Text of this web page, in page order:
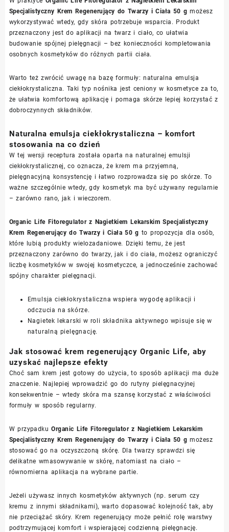
Specjalistyczny Krem Regenerujący do Twarzy i Ciała 50 g możesz
wykorzystywać wtedy, gdy skóra potrzebuje wsparcia. Produkt
przeznaczony jest do aplikacji na twarz i ciało, co ułatwia
budowanie spójnej pielęgnacji – bez konieczności kompletowania
osobnych kosmetyków do różnych partii ciała.
Warto też zwrócić uwagę na bazę formuły: naturalna emulsja
ciekłokrystaliczna. Taki typ nośnika jest ceniony w kosmetyce za to,
że ułatwia komfortową aplikację i pomaga skórze lepiej korzystać z
dobroczynnych składników.
Naturalna emulsja ciekłokrystaliczna – komfort
stosowania na co dzień
W tej wersji receptura została oparta na naturalnej emulsji
ciekłokrystalicznej, co oznacza, że krem ma przyjemną,
pielęgnacyjną konsystencję i łatwo rozprowadza się po skórze. To
ważne szczególnie wtedy, gdy kosmetyk ma być używany regularnie
– zarówno rano, jak i wieczorem.
Organic Life Fitoregulator z Nagietkiem Lekarskim Specjalistyczny
Krem Regenerujący do Twarzy i Ciała 50 g to propozycja dla osób,
które lubią produkty wielozadaniowe. Dzięki temu, że jest
przeznaczony zarówno do twarzy, jak i do ciała, możesz ograniczyć
liczbę kosmetyków w swojej kosmetyczce, a jednocześnie zachować
spójny charakter pielęgnacji.
Emulsja ciekłokrystaliczna wspiera wygodę aplikacji i
odczucia na skórze.
Nagietek lekarski w roli składnika aktywnego wpisuje się w
naturalną pielęgnację.
Jak stosować krem regenerujący Organic Life, aby
uzyskać najlepsze efekty
Choć sam krem jest gotowy do użycia, to sposób aplikacji ma duże
znaczenie. Najlepiej wprowadzić go do rutyny pielęgnacyjnej
konsekwentnie – wtedy skóra ma szansę korzystać z właściwości
formuły w sposób regularny.
W przypadkuOrganic Life Fitoregulator z Nagietkiem Lekarskim
Specjalistyczny Krem Regenerujący do Twarzy i Ciała 50 g możesz
stosować go na oczyszczoną skórę. Dla twarzy sprawdzi się
delikatne wmasowywanie w skórę, natomiast na ciało –
równomierna aplikacja na wybrane partie.
Jeżeli używasz innych kosmetyków aktywnych (np. serum czy
kremu z innymi składnikami), warto dopasować kolejność tak, aby
nie przeciążać skóry. Krem regenerujący może pełnić rolę warstwy
podtrzymującej komfort i wspierającej codzienną pielęgnację.